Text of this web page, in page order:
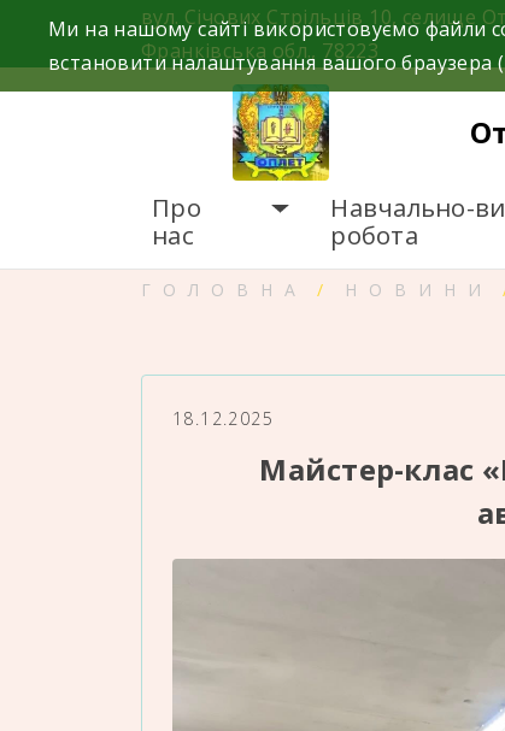
вул. Січових Стрільців 10, селище
Франківська обл., 78223
Про
нас
Навчально-
робота
ГОЛОВНА НОВИНИ
18.12.2025
Майстер-клас
Ми на нашому сайті використовуємо файли
встановити налаштування вашого браузера